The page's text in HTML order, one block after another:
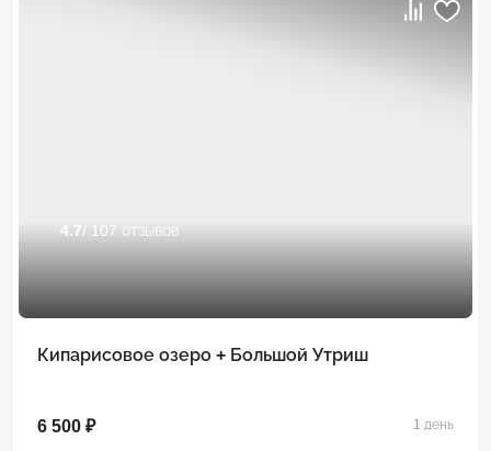
4.7/ 107 отзывов
Кипарисовое озеро + Большой Утриш
6 500 ₽ 1 день